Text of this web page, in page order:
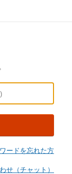
ードを忘れた方
せ（チャット）